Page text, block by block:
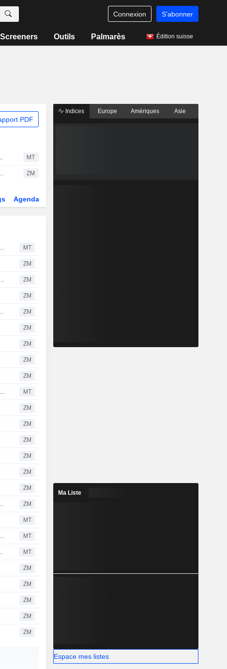
Connexion S'abonner
Screeners Outils Palmarès Édition suisse
PDF
Europe compense l'inflation, selon RBC MT
à vendre par DA Davidson ZM
Agenda
Crown dépasse les attentes au T2 : la forte demande en Amérique et en Europe compense l'inflation, selon RBC MT
ZM
Markets maintient sa recommandation à l'achat ZM
ZM
maintient sa recommandation à l'achat ZM
ZM
ZM
ZM
ZM
L'action Crown progresse après un relèvement de recommandation par JPMorgan MT
ZM
ZM
ZM
ZM
ZM
ZM
maintient sa recommandation à l'achat ZM
MT
Crown confronté à des vents contraires sur ses résultats, une amélioration attendue en 2027 selon RBC MT
coûts de démarrage, selon UBS MT
ZM
ZM
ZM
ZM
ZM
Indices Europe Amériques Asie
Ma Liste
Espace mes listes